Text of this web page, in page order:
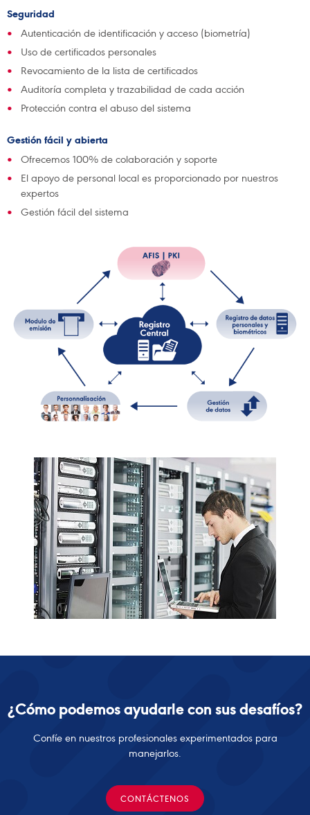
Seguridad
Autenticación de identificación y acceso (biometría)
Uso de certificados personales
Revocamiento de la lista de certificados
Auditoría completa y trazabilidad de cada acción
Protección contra el abuso del sistema
Gestión fácil y abierta
Ofrecemos 100% de colaboración y soporte
El apoyo de personal local es proporcionado por nuestros
expertos
Gestión fácil del sistema
¿Cómo podemos ayudarle con sus desafíos?
Confíe en nuestros profesionales experimentados para
manejarlos.
CONTÁCTENOS